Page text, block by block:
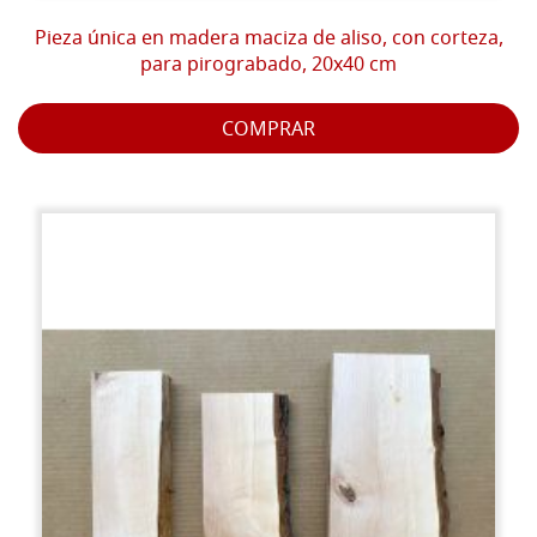
Pieza única en madera maciza de aliso, con corteza,
para pirograbado, 20x40 cm
COMPRAR